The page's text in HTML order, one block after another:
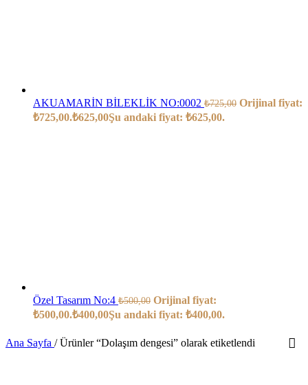
AKUAMARİN BİLEKLİK NO:0002 ₺725,00 Orijinal fiyat:
₺725,00.₺625,00Şu andaki fiyat: ₺625,00.
Özel Tasarım No:4 ₺500,00 Orijinal fiyat:
₺500,00.₺400,00Şu andaki fiyat: ₺400,00.
Ana Sayfa / Ürünler “Dolaşım dengesi” olarak etiketlendi